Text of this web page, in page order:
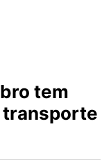
tem
transporte